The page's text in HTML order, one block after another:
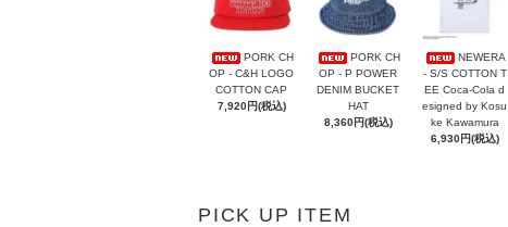
PORK CH
OP - C&H LOGO
COTTON CAP
7,920円(税込)
PORK CH
OP - P POWER
DENIM BUCKET
HAT
8,360円(税込)
NEWERA
- S/S COTTON T
EE Coca-Cola d
esigned by Kosu
ke Kawamura
6,930円(税込)
PICK UP ITEM